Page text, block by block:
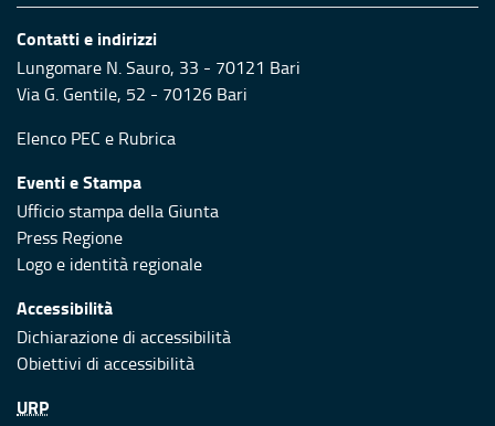
Contatti e indirizzi
Lungomare N. Sauro, 33 - 70121 Bari
Via G. Gentile, 52 - 70126 Bari
Elenco PEC e Rubrica
Eventi e Stampa
Ufficio stampa della Giunta
Press Regione
Logo e identità regionale
Accessibilità
Dichiarazione di accessibilità
Obiettivi di accessibilità
URP